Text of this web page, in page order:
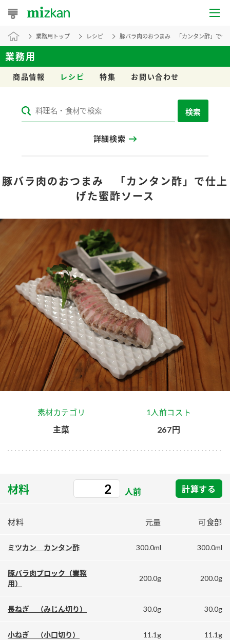
おうちレシピ
おすすめレシピ
レシピカテゴリ一覧
商品カテゴリ
酢 調味酢
お酢ドリンク
みりん風・料理酒 鍋用調味料
クイック調味料
おすしの素
新商品一覧
キャンペーン情報
ブランド・スペシャルサイト
ブランド・スペシャルサイト トップ
商品ブランドサイト
Fibee（ファイビー）
くらしプラ酢
つゆ
PIN印
スペシャルサイト
企業情報
国内事業概要
ミツカングループについて
企業理念
ミツカンの歴史
ミツカンを知る
ZENB initiative
各部門が大切にしていること
ニュースリリース
よくあるご質問
お問い合わせ
業務用トップ レシピ 豚バラ肉のおつまみ 「カンタン酢」で仕
業務用
商品情報 レシピ 特集 お問い合わせ
検索
詳細検索
豚バラ肉のおつまみ 「カンタン酢」で仕上
げた蜜酢ソース
素材カテゴリ
主菜
1人前コスト
267円
材料 人前 計算する
材料 元量 可食部
ミツカン カンタン酢 300.0ml 300.0ml
豚バラ肉ブロック（業務
用）
200.0g 200.0g
長ねぎ （みじん切り） 30.0g 30.0g
小ねぎ （小口切り） 11.1g 11.1g